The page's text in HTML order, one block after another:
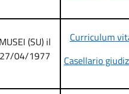
MUSEI (SU) il
27/04/1977
Curriculum
Casellario